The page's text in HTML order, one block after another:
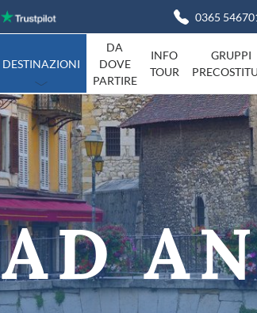
0365
DESTINAZIONI
Basilicata
Campania
Friuli-Venezia-Giulia
Liguria
Marche
Piemonte
Sardegna
Toscana
Umbria
Viaggi in
Campania
DA
DOVE
PARTIRE
INFO
TOUR
GRUPPI